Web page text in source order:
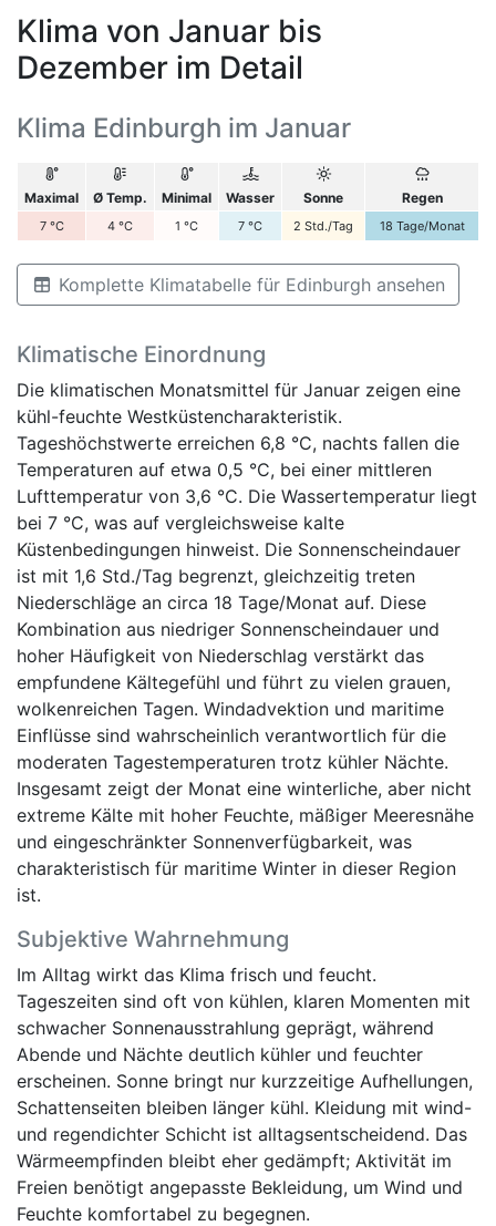
Klima von Januar bis
Dezember im Detail
Klima Edinburgh im Januar
Maximal Ø Temp. Minimal Wasser Sonne Regen
7 °C 4 °C 1 °C 7 °C 2 Std./Tag 18 Tage/Monat
Komplette Klimatabelle für Edinburgh ansehen
Klimatische Einordnung
Die klimatischen Monatsmittel für Januar zeigen eine
kühl-feuchte Westküstencharakteristik.
Tageshöchstwerte erreichen 6,8 °C, nachts fallen die
Temperaturen auf etwa 0,5 °C, bei einer mittleren
Lufttemperatur von 3,6 °C. Die Wassertemperatur liegt
bei 7 °C, was auf vergleichsweise kalte
Küstenbedingungen hinweist. Die Sonnenscheindauer
ist mit 1,6 Std./Tag begrenzt, gleichzeitig treten
Niederschläge an circa 18 Tage/Monat auf. Diese
Kombination aus niedriger Sonnenscheindauer und
hoher Häufigkeit von Niederschlag verstärkt das
empfundene Kältegefühl und führt zu vielen grauen,
wolkenreichen Tagen. Windadvektion und maritime
Einflüsse sind wahrscheinlich verantwortlich für die
moderaten Tagestemperaturen trotz kühler Nächte.
Insgesamt zeigt der Monat eine winterliche, aber nicht
extreme Kälte mit hoher Feuchte, mäßiger Meeresnähe
und eingeschränkter Sonnenverfügbarkeit, was
charakteristisch für maritime Winter in dieser Region
ist.
Subjektive Wahrnehmung
Im Alltag wirkt das Klima frisch und feucht.
Tageszeiten sind oft von kühlen, klaren Momenten mit
schwacher Sonnenausstrahlung geprägt, während
Abende und Nächte deutlich kühler und feuchter
erscheinen. Sonne bringt nur kurzzeitige Aufhellungen,
Schattenseiten bleiben länger kühl. Kleidung mit wind-
und regendichter Schicht ist alltagsentscheidend. Das
Wärmeempfinden bleibt eher gedämpft; Aktivität im
Freien benötigt angepasste Bekleidung, um Wind und
Feuchte komfortabel zu begegnen.